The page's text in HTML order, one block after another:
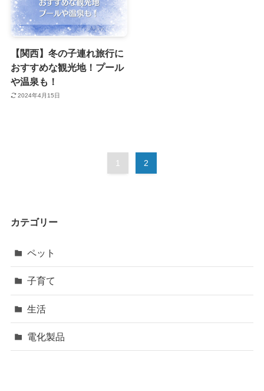
【関西】冬の子連れ旅行に
おすすめな観光地！プール
や温泉も！
2024年4月15日
1 2
カテゴリー
ペット
子育て
生活
電化製品